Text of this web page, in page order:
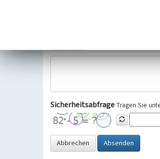
Wir bitten Sie um freiwillige Angabe
Selbstverständlich werden diese
Datenschutzgrundverordnung (EU-
Nachricht
Sicherheitsabfrage Tragen Sie
Abbrechen Absenden